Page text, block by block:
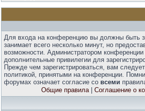
Для входа на конференцию вы должны быть
занимает всего несколько минут, но
возможности. Администратором
дополнительные привилегии для
Прежде чем зарегистрироваться, вам
политикой, принятыми на конференции.
форумах означает согласие со всеми
Общие правила| Соглашение о